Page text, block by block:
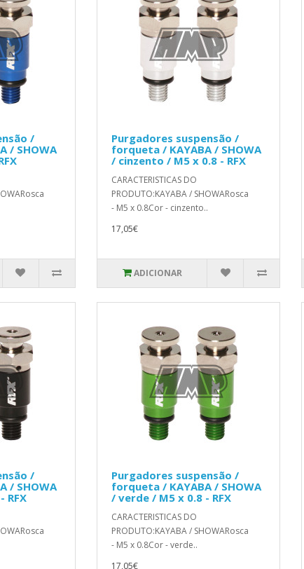
/
/ SHOWA
Purgadores suspensão /
forqueta / KAYABA / SHOWA
/ cinzento / M5 x 0.8 - RFX
CARACTERISTICAS DO
PRODUTO:KAYABA / SHOWARosca
- M5 x 0.8Cor - cinzento..
17,05€
ADICIONAR
/
/ SHOWA
RFX
Purgadores suspensão /
forqueta / KAYABA / SHOWA
/ verde / M5 x 0.8 - RFX
CARACTERISTICAS DO
PRODUTO:KAYABA / SHOWARosca
- M5 x 0.8Cor - verde..
17,05€